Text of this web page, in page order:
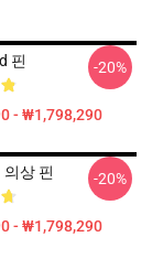
핀
- ₩1,798,290
-20%
의상 핀
- ₩1,798,290
-20%